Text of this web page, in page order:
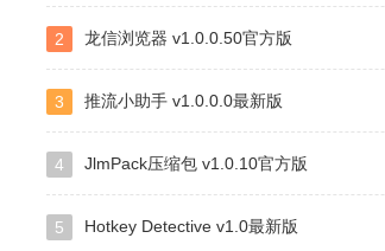
小云
2 龙信浏览器 v1.0.0.50官方版
3 推流小助手 v1.0.0.0最新版
4 JlmPack压缩包 v1.0.10官方版
5 Hotkey Detective v1.0最新版